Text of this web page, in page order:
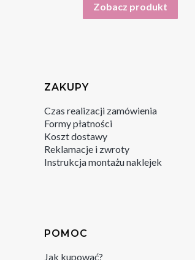
Zobacz produkt
Linki w stopce
ZAKUPY
Czas realizacji zamówienia
Formy płatności
Koszt dostawy
Reklamacje i zwroty
Instrukcja montażu naklejek
POMOC
Jak kupować?